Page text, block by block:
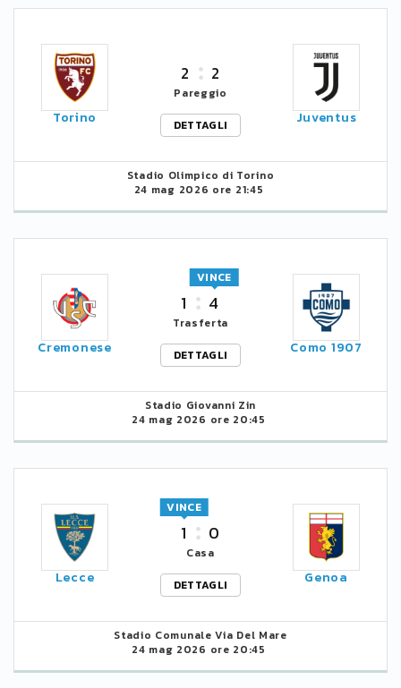
Torino
2 2
Pareggio
DETTAGLI
Juventus
Stadio Olimpico di Torino
24 mag 2026 ore 21:45
Cremonese
1 4
VINCE
Trasferta
DETTAGLI
Como 1907
Stadio Giovanni Zin
24 mag 2026 ore 20:45
Lecce
1
VINCE
0
Casa
DETTAGLI
Genoa
Stadio Comunale Via Del Mare
24 mag 2026 ore 20:45